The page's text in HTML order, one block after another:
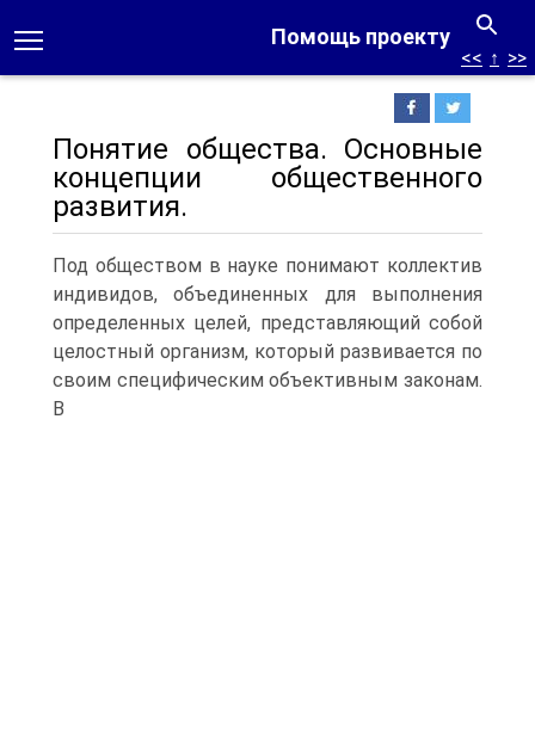
Помощь проекту
<< ↑ >>
Понятие общества. Основные
концепции общественного
развития.
Под обществом в науке понимают коллектив
индивидов, объединенных для выполнения
определенных целей, представляющий собой
целостный организм, который развивается по
своим специфическим объективным законам.
В